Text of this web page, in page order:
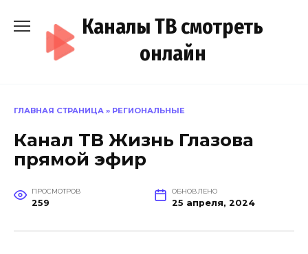
содержанию
Каналы ТВ смотреть
онлайн
ГЛАВНАЯ СТРАНИЦА » РЕГИОНАЛЬНЫЕ
Канал ТВ Жизнь Глазова
прямой эфир
ПРОСМОТРОВ
259
ОБНОВЛЕНО
25 апреля, 2024